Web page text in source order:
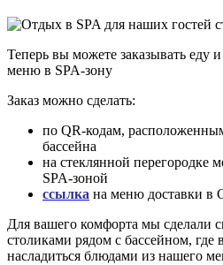
Теперь вы можете заказывать еду
меню в SPA-зону
Заказ можно сделать:
по QR-кодам,
бассейна
на стеклянной перегородке
SPA-зоной
ссылка на меню доставки в
Для вашего комфорта мы сделали
столиками рядом с бассейном, где
насладиться блюдами из нашего